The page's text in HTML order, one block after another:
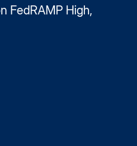
FedRAMP High,